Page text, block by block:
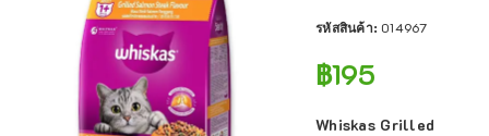
รหัสสินค้า: 014967
฿195
Whiskas Grilled